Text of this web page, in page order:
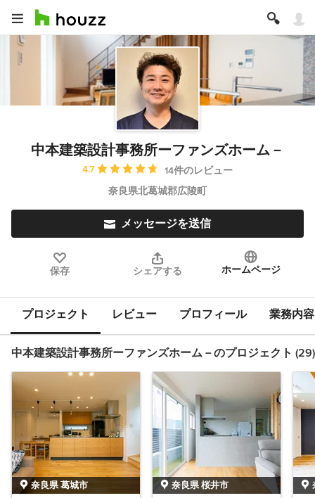
中本建築設計事務所ーファンズホーム－
平均評価：5つ星中 星4.7
4.7
14件のレビュー
奈良県北葛城郡広陵町
メッセージを送信
保存 シェアする ホームページ
プロジェクト レビュー プロフィール 業務内容
中本建築設計事務所ーファンズホーム－のプロジェクト (29)
奈良県 葛城市 奈良県 桜井市